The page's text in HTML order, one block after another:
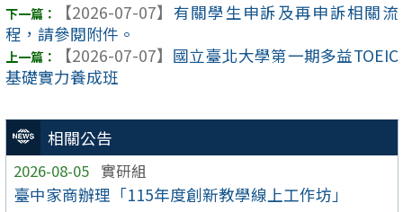
相關公告
2026-08-05 實研組
臺中家商辦理「115年度創新教學線上工作坊」
【2026-07-07】 有關學生申訴及再申訴相關流
程，請參閱附件。
【2026-07-07】 國立臺北大學第一期多益TOEIC
基礎實力養成班